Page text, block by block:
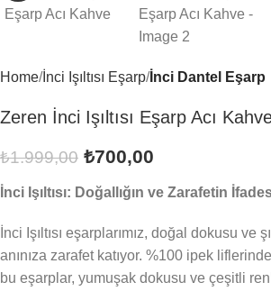
Home İnci Işıltısı Eşarp İnci Dantel Eşarp
Zeren İnci Işıltısı Eşarp Acı
₺1.999,00 ₺700,00
İnci Işıltısı: Doğallığın ve Zarafetin
İnci Işıltısı eşarplarımız, doğal dokusu ve
anınıza zarafet katıyor. %100 ipek
bu eşarplar, yumuşak dokusu ve çeşitli